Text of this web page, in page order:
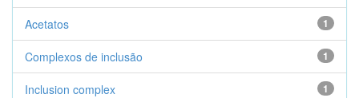
1
Acetatos
1
Complexos de inclusão
1
Inclusion complex